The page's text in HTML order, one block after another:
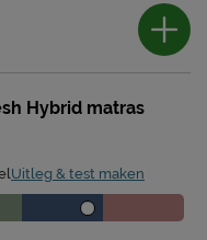
Hybrid matras
Uitleg & test maken